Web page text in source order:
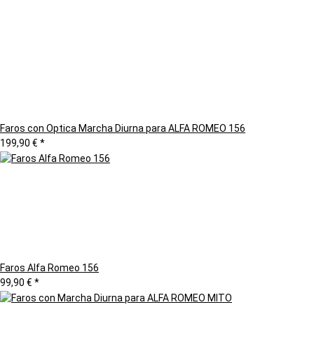
Faros con Optica Marcha Diurna para ALFA ROMEO 156
199,90 € *
Faros Alfa Romeo 156
99,90 € *